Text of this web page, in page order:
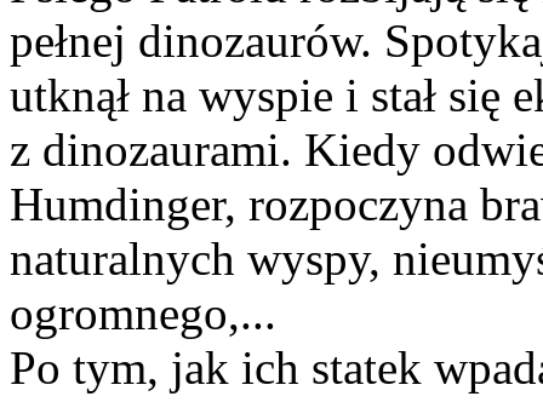
pełnej dinozaurów.
utknął na wyspie i stał się
z dinozaurami. Kiedy
Humdinger, rozpoczyna
naturalnych wyspy,
ogromnego,...
Po tym, jak ich statek